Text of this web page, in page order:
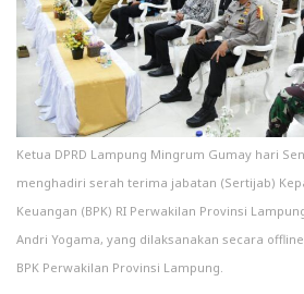
Ketua DPRD Lampung Mingrum Gumay hari
menghadiri serah terima jabatan (Sertijab)
Keuangan (BPK) RI Perwakilan Provinsi
Andri Yogama, yang dilaksanakan secara
BPK Perwakilan Provinsi Lampung.